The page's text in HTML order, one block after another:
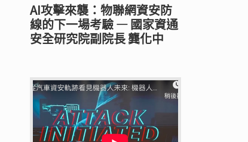
AI攻擊來襲：物聯網資安防
線的下一場考驗 — 國家資通
安全研究院副院長 龔化中